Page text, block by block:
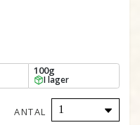
100g
I lager
ANTAL